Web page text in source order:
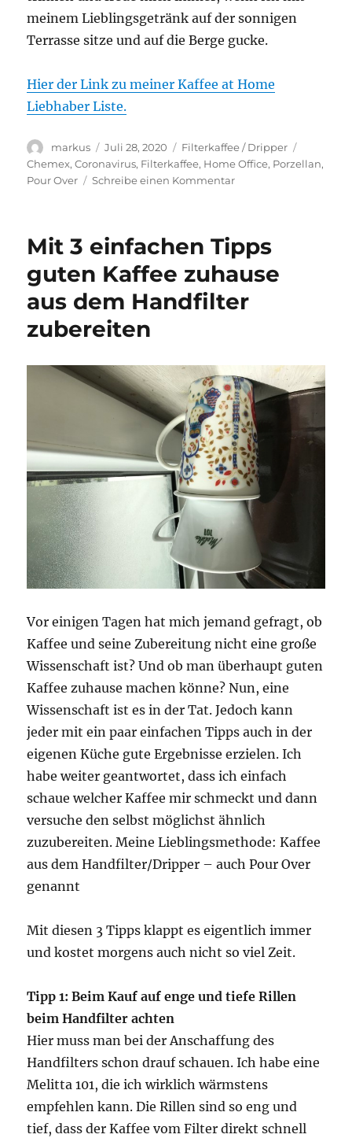
meinem Lieblingsgetränk auf der sonnigen
Terrasse sitze und auf die Berge gucke.
Hier der Link zu meiner Kaffee at Home
Liebhaber Liste.
Autor
markus
Veröffentlicht
am
Juli 28, 2020 Kategorien
Filterkaffee / Dripper
Chemex,Coronavirus, Filterkaffee, Home Office, Porzellan,
Pour Over
Schreibe einen Kommentarzu
zuhause
Guten
Kaffee
zaubern
–
Mit 3 einfachen Tipps
guten Kaffee zuhause
aus dem Handfilter
zubereiten
Vor einigen Tagen hat mich jemand gefragt, ob
Kaffee und seine Zubereitung nicht eine große
Wissenschaft ist? Und ob man überhaupt guten
Kaffee zuhause machen könne? Nun, eine
Wissenschaft ist es in der Tat. Jedoch kann
jeder mit ein paar einfachen Tipps auch in der
eigenen Küche gute Ergebnisse erzielen. Ich
habe weiter geantwortet, dass ich einfach
schaue welcher Kaffee mir schmeckt und dann
versuche den selbst möglichst ähnlich
zuzubereiten. Meine Lieblingsmethode: Kaffee
aus dem Handfilter/Dripper – auch Pour Over
genannt
Mit diesen 3 Tipps klappt es eigentlich immer
und kostet morgens auch nicht so viel Zeit.
Tipp 1: Beim Kauf auf enge und tiefe Rillen
beim Handfilter achten
Hier muss man bei der Anschaffung des
Handfilters schon drauf schauen. Ich habe eine
Melitta 101, die ich wirklich wärmstens
empfehlen kann. Die Rillen sind so eng und
tief, dass der Kaffee vom Filter direkt schnell